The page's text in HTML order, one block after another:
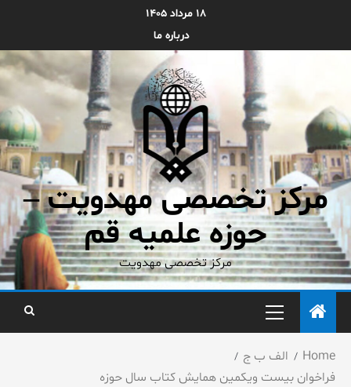
۱۸ مرداد ۱۴۰۵
درباره ما
مرکز تخصصی مهدویت –
حوزه علمیه قم
مرکز تخصصی مهدویت
Home
الف ب ج
فراخوان بیست ویكمین همایش كتاب سال حوزه